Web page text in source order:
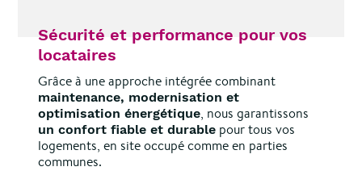
Sécurité et performance pour vos
locataires
Grâce à une approche intégrée combinant
maintenance, modernisation et
optimisation énergétique, nous garantissons
un confort fiable et durablepour tous vos
logements, en site occupé comme en parties
communes.